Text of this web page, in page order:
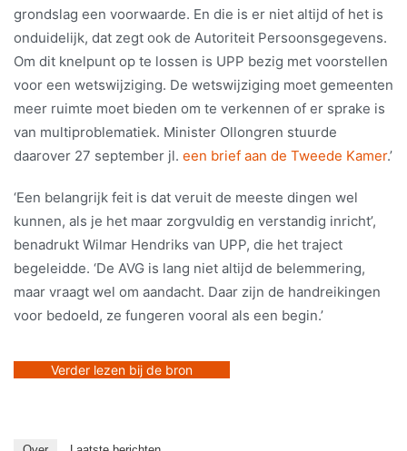
grondslag een voorwaarde. En die is er niet altijd of het is
onduidelijk, dat zegt ook de Autoriteit Persoonsgegevens.
Om dit knelpunt op te lossen is UPP bezig met voorstellen
voor een wetswijziging. De wetswijziging moet gemeenten
meer ruimte moet bieden om te verkennen of er sprake is
van multiproblematiek. Minister Ollongren stuurde
daarover 27 september jl. een brief aan de Tweede Kamer.’
‘Een belangrijk feit is dat veruit de meeste dingen wel
kunnen, als je het maar zorgvuldig en verstandig inricht’,
benadrukt Wilmar Hendriks van UPP, die het traject
begeleidde. ‘De AVG is lang niet altijd de belemmering,
maar vraagt wel om aandacht. Daar zijn de handreikingen
voor bedoeld, ze fungeren vooral als een begin.’
Verder lezen bij de bron